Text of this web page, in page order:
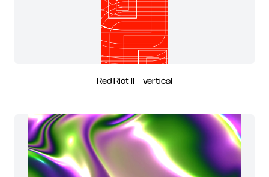
Red Riot II - vertical